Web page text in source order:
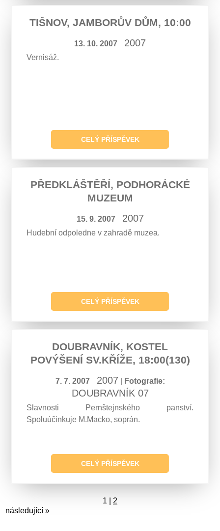
TIŠNOV, JAMBORŮV DŮM, 10:00
13. 10. 2007 2007
Vernisáž.
CELÝ PŘÍSPĚVEK
PŘEDKLÁŠTĚŘÍ, PODHORÁCKÉ
MUZEUM
15. 9. 2007 2007
Hudební odpoledne v zahradě muzea.
CELÝ PŘÍSPĚVEK
DOUBRAVNÍK, KOSTEL
POVÝŠENÍ SV.KŘÍŽE, 18:00(130)
7. 7. 2007 2007 Fotografie:
DOUBRAVNÍK 07
Slavnosti Pernštejnského panství.
Spoluúčinkuje M.Macko, soprán.
CELÝ PŘÍSPĚVEK
1
2
následující »